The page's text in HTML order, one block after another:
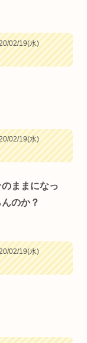
02/19(水)
02/19(水)
ままになっ
のか？
02/19(水)